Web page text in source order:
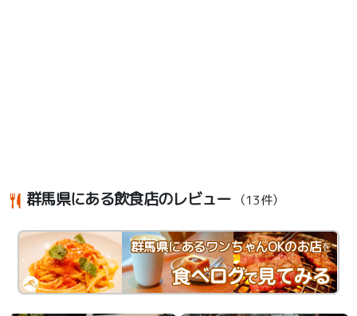
群馬県にある飲食店のレビュー （13件）
群馬県にあるワンちゃんOKのお店を